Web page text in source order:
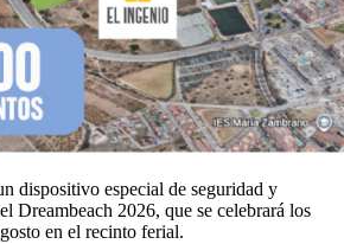
dispositivo especial de seguridad y
Dreambeach 2026, que se celebrará los
en el recinto ferial.